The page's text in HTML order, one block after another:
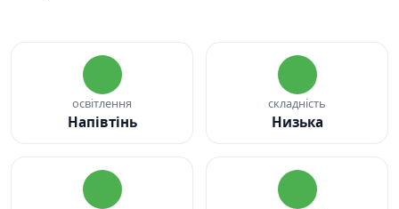
освітлення
Напівтінь
складність
Низька